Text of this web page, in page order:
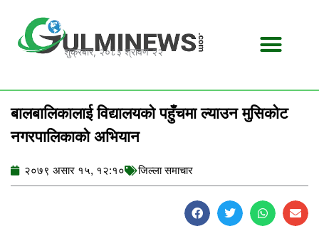
content
शुक्रबार, २०८३ श्रावण २२
बालबालिकालाई विद्यालयको पहुँचमा ल्याउन मुसिकोट
नगरपालिकाको अभियान
२०७९ असार १५, १२:१० जिल्ला समाचार